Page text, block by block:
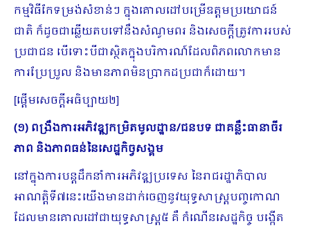
កម្មវិធីកែទម្រង់សំខាន់ៗ ក្នុងគោលដៅបម្រើឧត្តមប្រយោជន៍
ជាតិ ក៏ដូចជាឆ្លើយតបទៅនឹងសំណូមពរ និងសេចក្តីត្រូវការរបស់
ប្រជាជន បើទោះបីជាស្ថិតក្នុងបរិការណ៍ដែលពិភពលោកមាន
ការប្រែប្រួល និងមានភាពមិនប្រាកដប្រជាក៏ដោយ។
[ផ្ដើមសេចក្ដីអធិប្បាយ២]
(១) ពង្រឹងការអភិវឌ្ឍកម្រិតមូលដ្ឋាន/ជនបទ ជាគន្លឹះធានាចីរ
ភាព និងភាពធន់នៃសេដ្ឋកិច្វសង្គម
នៅក្នុងការបន្តដឹកនាំការអភិវឌ្ឍប្រទេស នៃរាជរដ្ឋាភិបាល
អាណត្តិទី៧នេះយើងមានដាក់ចេញនូវយុទ្ធសាស្ត្របញ្ចកោណ
ដែលមានគោលដៅជាយុទ្ធសាស្ត្រ៥ គឺ កំណើនសេដ្ឋកិច្ច បង្កើត